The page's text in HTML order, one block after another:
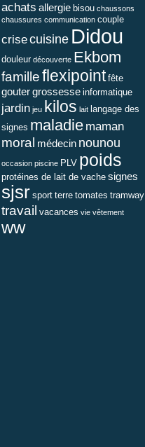
achats allergie bisou chaussons
chaussures communication couple
crisecuisine Didou
douleur découverte Ekbom
familleflexipoint fête
goutergrossesse informatique
jardin jeu kilos lait langage des
signes maladie maman
moral médecin nounou
occasion piscine PLV poids
protéines de lait de vache signes
sjsr sport terre tomates tramway
travail vacances vie vêtement
ww